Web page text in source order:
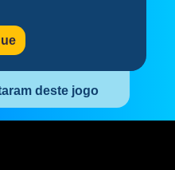
deste jogo